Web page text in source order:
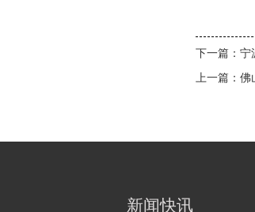
下一篇： 宁
上一篇： 佛
新闻快讯